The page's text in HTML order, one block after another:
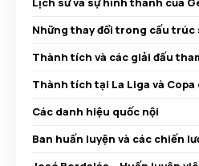
Những thay đổi trong cấu trúc
Thành tích và các giải đấu
Thành tích tại La Liga và Copa
Các danh hiệu quốc nội
Ban huấn luyện và các chiến